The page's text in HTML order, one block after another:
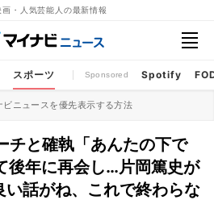
画・人気芸能人の最新情報
スポーツ Sponsored Spotify
ニュースを優先表示する方法
チと確執「あんたの下で
後年に再会し…片岡篤史が
い話がね、これで終わらな